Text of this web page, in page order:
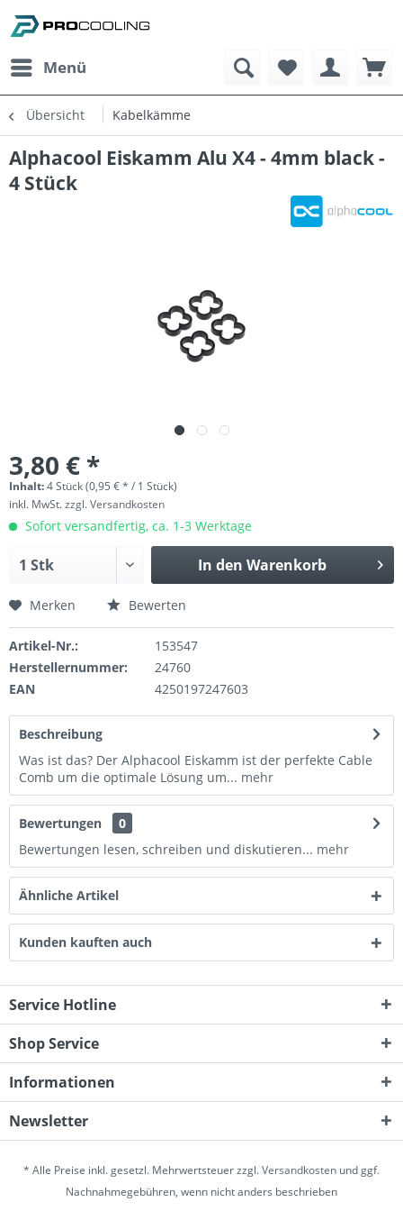
Menü
Übersicht Kabelkämme
Alphacool Eiskamm Alu X4 - 4mm black -
4 Stück
3,80 € *
Inhalt:4 Stück (0,95 € * / 1 Stück)
inkl. MwSt.zzgl. Versandkosten
Sofort versandfertig, ca. 1-3 Werktage
In den Warenkorb
Merken Bewerten
Artikel-Nr.:
153547
Herstellernummer:
24760
EAN
4250197247603
Beschreibung
Was ist das? Der Alphacool Eiskamm ist der perfekte Cable
Comb um die optimale Lösung um... mehr
Bewertungen
0
Bewertungen lesen, schreiben und diskutieren... mehr
Ähnliche Artikel
Kunden kauften auch
Service Hotline
Shop Service
Informationen
Newsletter
* Alle Preise inkl. gesetzl. Mehrwertsteuer zzgl.Versandkosten und ggf.
Nachnahmegebühren, wenn nicht anders beschrieben